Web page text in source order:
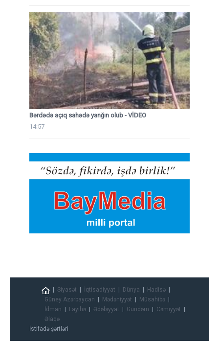
Bərdədə açıq sahədə yanğın olub - VİDEO
14:57
Siyasət İqtisadiyyat Dünya
Hadisə
Güney Azərbaycan
Mədəniyyət
Müsahibə
İdman
Layihə Ədəbiyyat Gündəm
Cəmiyyət
Əlaqə
İstifadə şərtləri